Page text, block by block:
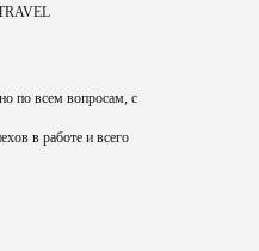
по всем вопросам, с
в работе и всего